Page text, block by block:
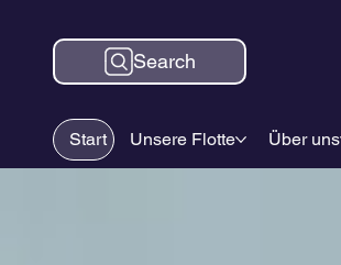
Start Unsere Flotte Über uns
Search